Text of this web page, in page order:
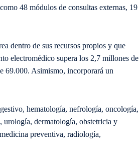
48 módulos de consultas externas, 19
dentro de sus recursos propios y que
electromédico supera los 2,7 millones de
69.000. Asimismo, incorporará un
hematología, nefrología, oncología,
dermatología, obstetricia y
preventiva, radiología,